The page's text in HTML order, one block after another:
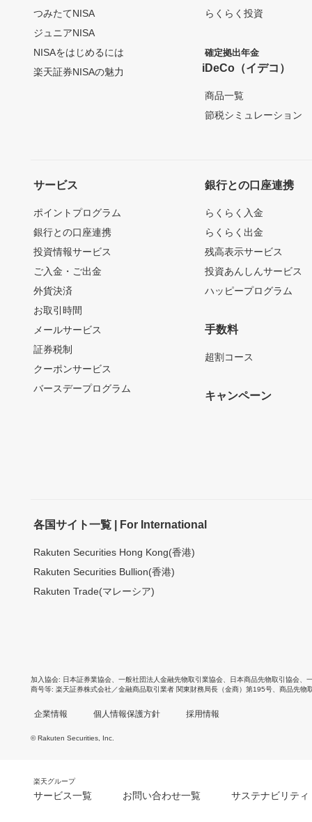
つみたてNISA
ジュニアNISA
NISAをはじめるには
楽天証券NISAの魅力
らくらく投資
確定拠出年金
iDeCo（イデコ）
商品一覧
節税シミュレーション
サービス
ポイントプログラム
銀行との口座連携
投資情報サービス
ご入金・ご出金
外貨決済
お取引時間
メールサービス
証券税制
クーポンサービス
バースデープログラム
銀行との口座連携
らくらく入金
らくらく出金
残高表示サービス
投資あんしんサービス
ハッピープログラム
手数料
超割コース
キャンペーン
各国サイト一覧 | For International
Rakuten Securities Hong Kong(香港)
Rakuten Securities Bullion(香港)
Rakuten Trade(マレーシア)
加入協会 日本証券業協会 一般社団法人金融先物取引業協会 日本商品先物取引協会
商号等 楽天証券株式会社／金融商品取引業者 関東財務局長（金商）第195号、商品先物
企業情報 個人情報保護方針 採用情報
© Rakuten Securities, Inc.
楽天グループ
サービス一覧 お問い合わせ一覧 サステナビリティ